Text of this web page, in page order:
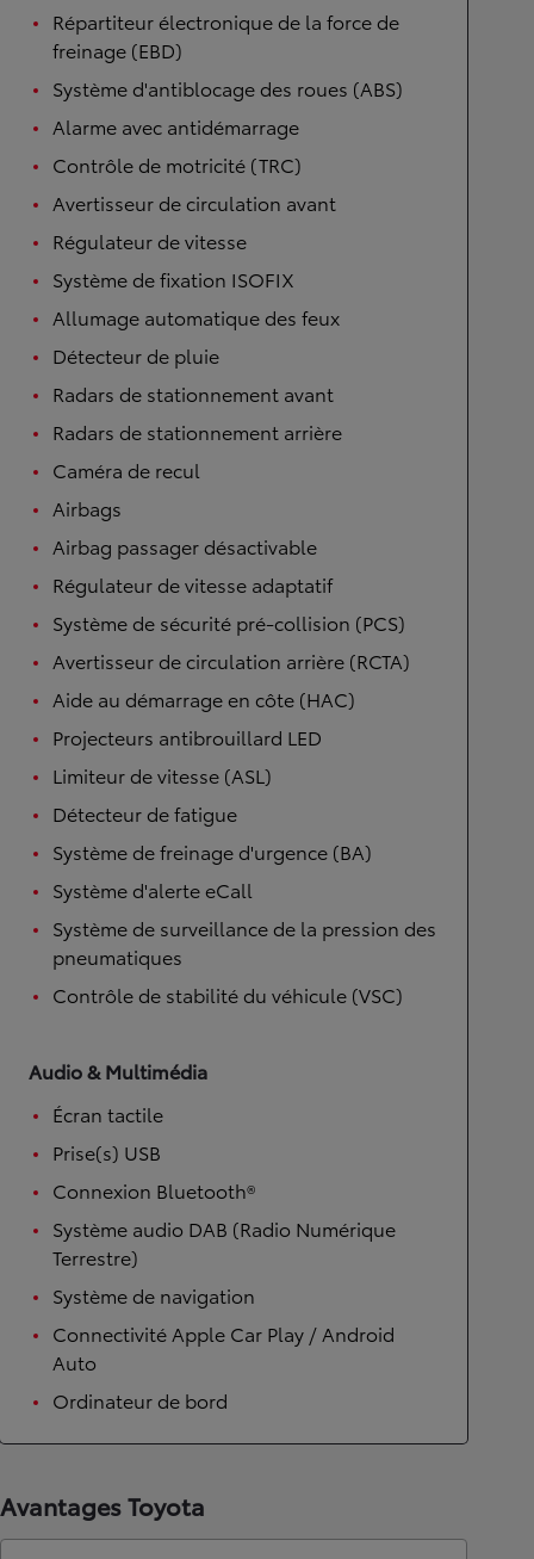
Répartiteur électronique de la force de
freinage (EBD)
Système d'antiblocage des roues (ABS)
Alarme avec antidémarrage
Contrôle de motricité (TRC)
Avertisseur de circulation avant
Régulateur de vitesse
Système de fixation ISOFIX
Allumage automatique des feux
Détecteur de pluie
Radars de stationnement avant
Radars de stationnement arrière
Caméra de recul
Airbags
Airbag passager désactivable
Régulateur de vitesse adaptatif
Système de sécurité pré-collision (PCS)
Avertisseur de circulation arrière (RCTA)
Aide au démarrage en côte (HAC)
Projecteurs antibrouillard LED
Limiteur de vitesse (ASL)
Détecteur de fatigue
Système de freinage d'urgence (BA)
Système d'alerte eCall
Système de surveillance de la pression des
pneumatiques
Contrôle de stabilité du véhicule (VSC)
Audio & Multimédia
Écran tactile
Prise(s) USB
Connexion Bluetooth®
Système audio DAB (Radio Numérique
Terrestre)
Système de navigation
Connectivité Apple Car Play / Android
Auto
Ordinateur de bord
Avantages Toyota